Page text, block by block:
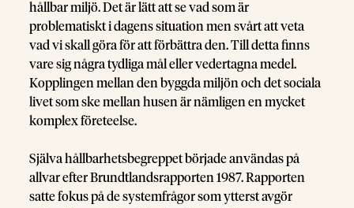
hållbar miljö. Det är lätt att se vad som är
problematiskt i dagens situation men svårt att veta
vad vi skall göra för att förbättra den. Till detta finns
vare sig några tydliga mål eller vedertagna medel.
Kopplingen mellan den byggda miljön och det sociala
livet som ske mellan husen är nämligen en mycket
komplex företeelse.
Själva hållbarhetsbegreppet började användas på
allvar efter Brundtlandsrapporten 1987. Rapporten
satte fokus på de systemfrågor som ytterst avgör